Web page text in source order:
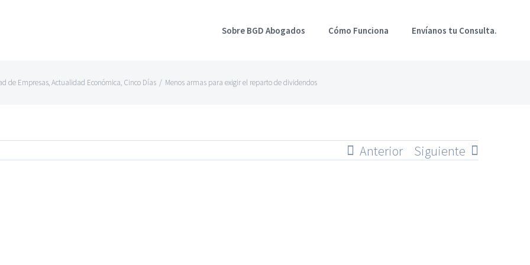
Sobre BGD Abogados Cómo Funciona Envíanos tu Consulta.
de Empresas,Actualidad Económica, Cinco Días / Menos armas para exigir el reparto de dividendos
Anterior Siguiente